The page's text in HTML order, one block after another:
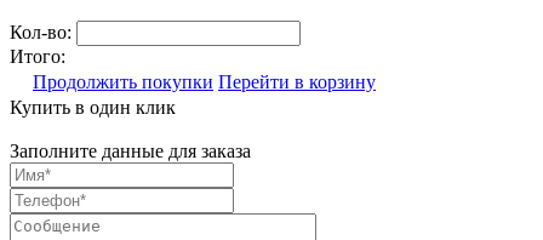
Кол-во:
Итого:
Продолжить покупки Перейти в корзину
Купить в один клик
Заполните данные для заказа